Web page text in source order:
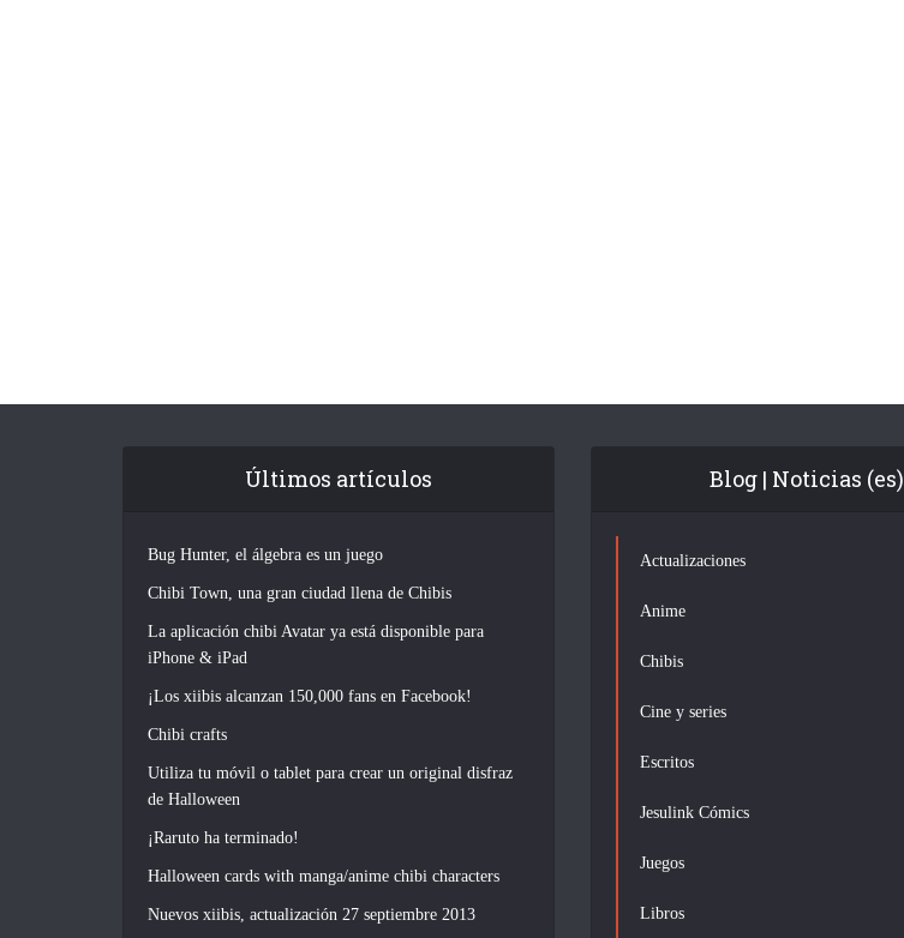
Últimos artículos
Bug Hunter, el álgebra es un juego
Chibi Town, una gran ciudad llena de Chibis
La aplicación chibi Avatar ya está disponible para
iPhone & iPad
¡Los xiibis alcanzan 150,000 fans en Facebook!
Chibi crafts
Utiliza tu móvil o tablet para crear un original disfraz
de Halloween
¡Raruto ha terminado!
Halloween cards with manga/anime chibi characters
Nuevos xiibis, actualización 27 septiembre 2013
Blog | Noticias (es)
Actualizaciones
Anime
Chibis
Cine y series
Escritos
Jesulink Cómics
Juegos
Libros